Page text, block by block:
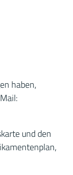
haben,
und den